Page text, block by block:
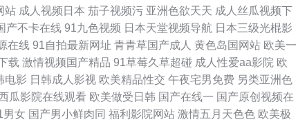
免费观看视频 传媒一区 精品免费囯产一区二区 免费三级网址 激情
线观看 九九福利视频 欧美性交久久 深夜免费福利视频 91超碰在线
污视频 性爱福利视频网站 91看片看 9一免费看网站 国产精品理论
国产自拍视频观看 女同性恋做爱福利视频 三年中国在线中文免费
站 成人视频日本 茄子视频污 亚洲色欲天天 成人丝瓜视频下
产不卡在线 91九色视频 日本天堂视频导航 日本三级光棍影
在线 91自拍最新网址 青青草国产成人 黄色岛国网站 欧美一
载 激情视频国产精品 91草莓久草超碰 成人性爱aa影院 欧
电影 日韩成人影视 欧美精品性交 午夜宅男免费 另类亚洲色
瓜影院在线观看 欧美做受日韩 国产在线一 国产原创视频在
男女 国产男小鲜肉同 福利影院网站 激情五月天色色 欧美极